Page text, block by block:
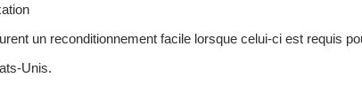
un reconditionnement facile lorsque celui-ci est requis
Unis.